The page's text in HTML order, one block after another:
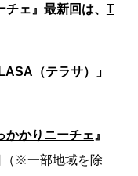
ェ』最新回は、 T
（テラサ）
」
かかりニーチェ 』
（※一部地域を除